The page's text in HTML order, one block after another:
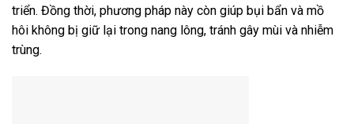
triển. Đồng thời, phương pháp này còn giúp bụi bẩn và mồ
hôi không bị giữ lại trong nang lông, tránh gây mùi và nhiễm
trùng.